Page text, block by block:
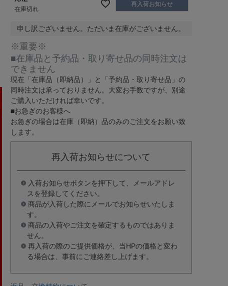
在庫切れ
再入荷お知らせ
申し訳ございません。ただいま在庫がございません。
※重要※
■在庫品と予約品・取り寄せ品の同時注文は
できません
現在 「在庫品（即納品）」 と 「予約品・取り寄せ品」 の
同時注文は承っておりません。大変お手数ですが、別途
ご購入いただければ幸いです。
■お急ぎのお客様へ
お急ぎの場合は在庫（即納）品のみのご注文をお願い致
します。
再入荷お知らせについて
入荷お知らせボタンを押下して、メールアドレ
スを登録してください。
商品が入荷した際にメールでお知らせいたしま
す。
商品の入荷やご注文を確定するものではありま
せん。
再入荷の際のご提供価格が、当HPの価格と変わ
る場合は、事前にご連絡差し上げます。